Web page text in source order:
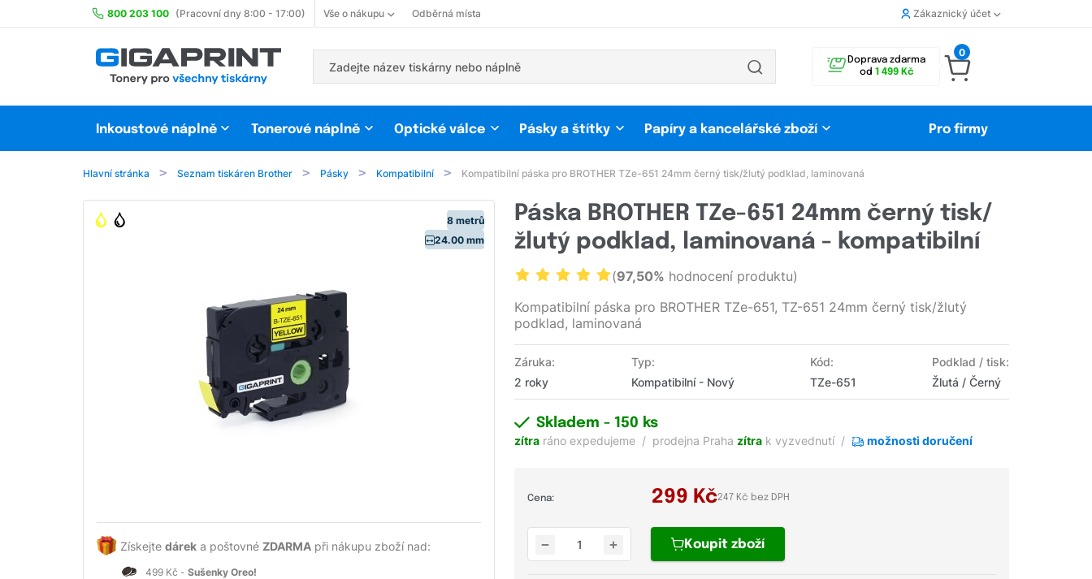
800 203 100 (Pracovní dny 8:00 - 17:00) Vše o nákupu Odběrná místa Zákaznický účet
Doprava zdarma
od 1 499 Kč
0
Inkoustové náplně Tonerové náplně Optické válce Pásky a štítky Papíry a kancelářské zboží Pro firmy
Hlavní stránka Seznam tiskáren Brother Pásky Kompatibilní Kompatibilní páska pro BROTHER TZe-651 24mm černý tisk/žlutý podklad, laminovaná
8 metrů
24.00 mm
Získejte dárek a poštovné ZDARMA při nákupu zboží nad:
499 Kč - Sušenky Oreo!
Páska BROTHER TZe-651 24mm černý tisk/
žlutý podklad, laminovaná - kompatibilní
(97,50% hodnocení produktu)
Kompatibilní páska pro BROTHER TZe-651, TZ-651 24mm černý tisk/žlutý
podklad, laminovaná
Záruka:
2 roky
Typ:
Kompatibilní - Nový
Kód:
TZe-651
Podklad / tisk:
Žlutá / Černý
Skladem- 150 ks
zítra ráno expedujeme prodejna Prahazítra k vyzvednutí možnosti doručení
Cena: 299 Kč247 Kč bez DPH
Koupitzboží